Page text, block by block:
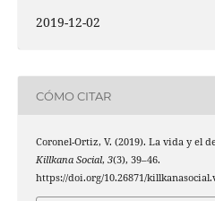
2019-12-02
CÓMO CITAR
Coronel-Ortiz, V. (2019). La vida y el
Killkana Social, 3(3), 39–46.
https://doi.org/10.26871/